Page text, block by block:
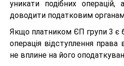
уникати подібних
доводити податковим
Якщо платником ЄП групи 3 є
операція відступлення
не вплине на його